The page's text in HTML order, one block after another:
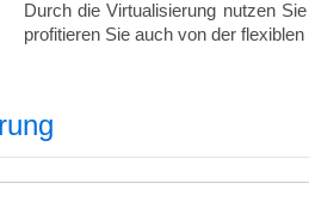
Durch die Virtualisierung nutzen
profitieren Sie auch von der